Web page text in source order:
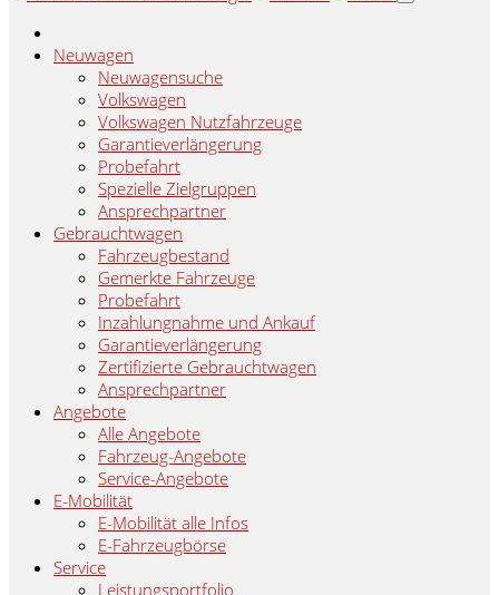
Neuwagen
Neuwagensuche
Volkswagen
Volkswagen Nutzfahrzeuge
Garantieverlängerung
Probefahrt
Spezielle Zielgruppen
Ansprechpartner
Gebrauchtwagen
Fahrzeugbestand
Gemerkte Fahrzeuge
Probefahrt
Inzahlungnahme und Ankauf
Garantieverlängerung
Zertifizierte Gebrauchtwagen
Ansprechpartner
Angebote
Alle Angebote
Fahrzeug-Angebote
Service-Angebote
E-Mobilität
E-Mobilität alle Infos
E-Fahrzeugbörse
Service
Leistungsportfolio